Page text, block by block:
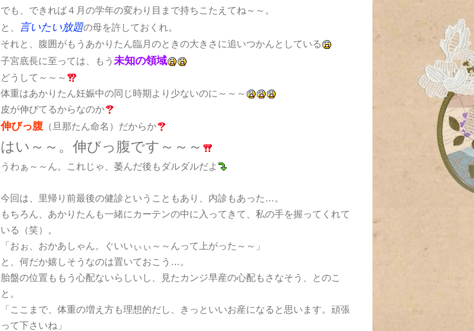
でも、できれば４月の学年の変わり目まで持ちこたえてね～～。
と、
言いたい放題の母を許しておくれ。
それと、腹囲がもうあかりたん臨月のときの大きさに追いつかんとしている
子宮底長に至っては、もう 未知の領域
どうして～～～
体重はあかりたん妊娠中の同じ時期より少ないのに～～～
皮が伸びてるからなのか
伸びっ腹 （旦那たん命名）だからか
はい～～。伸びっ腹です～～～
うわぁ～～ん。これじゃ、萎んだ後もダルダルだよ
今回は、里帰り前最後の健診ということもあり、内診もあった…。
もちろん、あかりたんも一緒にカーテンの中に入ってきて、私の手を握ってくれて
いる（笑）。
「おぉ、おかあしゃん。ぐいいぃぃ～～んって上がった～～」
と、何だか嬉しそうなのは置いておこう…。
胎盤の位置ももう心配ないらしいし、見たカンジ早産の心配もさなそう、とのこ
と。
「ここまで、体重の増え方も理想的だし、きっといいお産になると思います。頑張
って下さいね」